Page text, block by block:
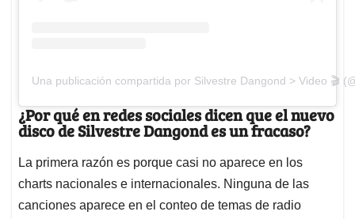
Una publicación compartida por Silvestre Dangond > Video 🎬
¿Por qué en redes sociales dicen que el nuevo
disco de Silvestre Dangond es un fracaso?
La primera razón es porque casi no aparece en los
charts nacionales e internacionales. Ninguna de las
canciones aparece en el conteo de temas de radio